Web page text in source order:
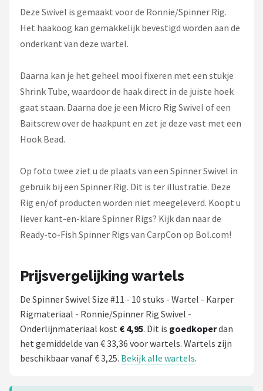
Deze Swivel is gemaakt voor de Ronnie/Spinner Rig.
Het haakoog kan gemakkelijk bevestigd worden aan de
onderkant van deze wartel.
Daarna kan je het geheel mooi fixeren met een stukje
Shrink Tube, waardoor de haak direct in de juiste hoek
gaat staan. Daarna doe je een Micro Rig Swivel of een
Baitscrew over de haakpunt en zet je deze vast met een
Hook Bead.
Op foto twee ziet u de plaats van een Spinner Swivel in
gebruik bij een Spinner Rig. Dit is ter illustratie. Deze
Rig en/of producten worden niet meegeleverd. Koopt u
liever kant-en-klare Spinner Rigs? Kijk dan naar de
Ready-to-Fish Spinner Rigs van CarpCon op Bol.com!
Prijsvergelijking wartels
De Spinner Swivel Size #11 - 10 stuks - Wartel - Karper
Rigmateriaal - Ronnie/Spinner Rig Swivel -
Onderlijnmateriaal kost € 4,95. Dit is goedkoperdan
het gemiddelde van € 33,36 voor wartels. Wartels zijn
beschikbaar vanaf € 3,25. Bekijk alle wartels.